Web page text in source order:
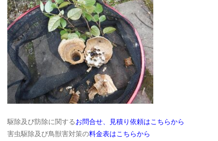
駆除及び防除に関するお問合せ、見積り依頼はこちらから
害虫駆除及び鳥獣害対策の料金表はこちらから